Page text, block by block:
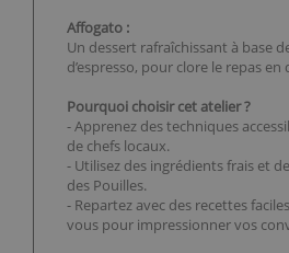
Affogato :
Un dessert rafraîchissant à base
d’espresso, pour clore le repas en
Pourquoi choisir cet atelier ?
- Apprenez des techniques
de chefs locaux.
- Utilisez des ingrédients frais et
des Pouilles.
- Repartez avec des recettes
vous pour impressionner vos